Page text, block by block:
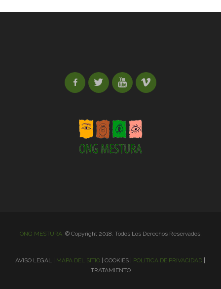
ONG MESTURA. © Copyright 2018. Todos Los Derechos Reservados.
AVISO LEGAL MAPA DEL SITIO COOKIES POLITICA DE PRIVACIDAD
TRATAMIENTO